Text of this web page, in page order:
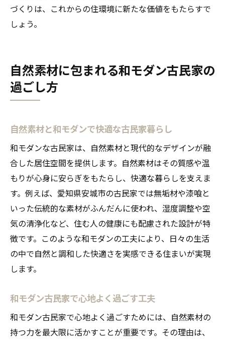
づくりは、これからの住環境に新たな価値をもたらすで
しょう。
自然素材に包まれる和モダン古民家の
過ごし方
自然素材と和モダンで快適な古民家暮らし
和モダンな古民家は、自然素材と現代的なデザインが融
合した居住空間を提供します。自然素材はその質感や温
もりが心身に安らぎをもたらし、快適な暮らしを支えま
す。例えば、愛知県安城市の古民家では無垢材や漆喰と
いった伝統的な素材がふんだんに使われ、湿度調整や空
気の清浄化など、住む人の健康にも配慮された設計が特
徴です。このような和モダンの工夫により、日々の生活
の中で自然と調和した快適さを実感できる住まいが実現
します。
和モダン古民家で心地よく過ごす工夫
和モダン古民家で心地よく過ごすためには、自然素材の
持つ力を最大限に活かすことが重要です。その理由は、